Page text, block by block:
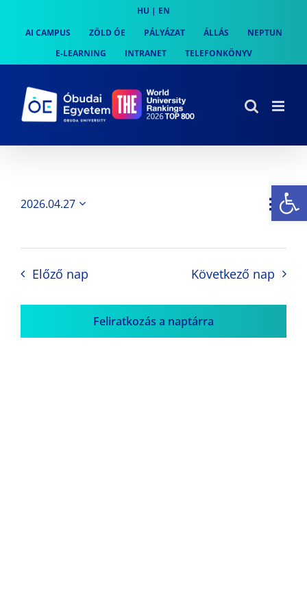
content
HU | EN
AI CAMPUS
ZÖLD ÓE PÁLYÁZAT ÁLLÁS
NEPTUN
E-LEARNING
INTRANET TELEFONKÖNYV
Nap
2026.04.27
Előző nap Következő nap
Feliratkozás a naptárra